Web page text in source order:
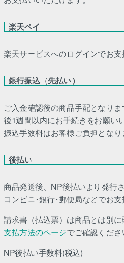
楽天ペイ
楽天サービスへのログインでお支
銀行振込（先払い）
ご入金確認後の商品手配となり
後1週間以内にお手続きをお願い
振込手数料はお客様ご負担となり
後払い
商品発送後、NP後払いより発行
コンビニ･銀行･郵便局などでお支
請求書（払込票）は商品とは別
支払方法のページでご確認くださ
NP後払い手数料(税込)